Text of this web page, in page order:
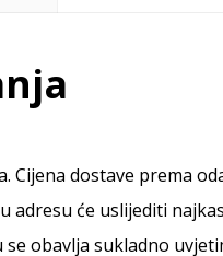
Cijena dostave prema
adresu će uslijediti
obavlja sukladno